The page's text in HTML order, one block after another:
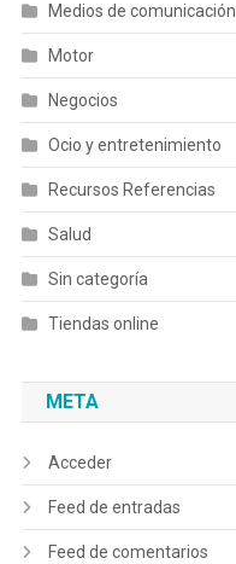
Medios de comunicación
Motor
Negocios
Ocio y entretenimiento
Recursos Referencias
Salud
Sin categoría
Tiendas online
META
Acceder
Feed de entradas
Feed de comentarios